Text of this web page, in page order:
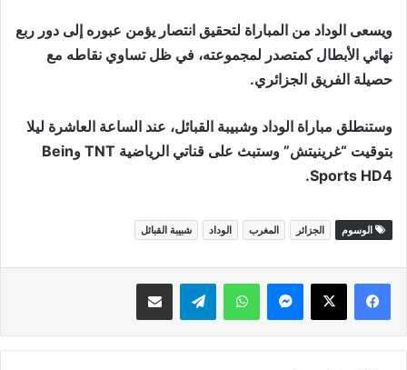
ويسعى الوداد من المباراة لتحقيق انتصار يؤمن عبوره إلى دور ربع
نهائي الأبطال كمتصدر لمجموعته، في ظل تساوي نقاطه مع
حصيلة الفريق الجزائري.
وستنطلق مباراة الوداد وشبيبة القبائل، عند الساعة العاشرة ليلا
بتوقيت “غرينيتش” وستبث على قناتي الرياضية TNT وBein
Sports HD4.
الوسوم الجزائر المغرب الوداد شبيبة القبائل
واتساب تيلقرام